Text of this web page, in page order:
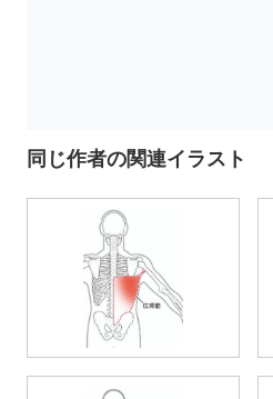
同じ作者の関連イラスト